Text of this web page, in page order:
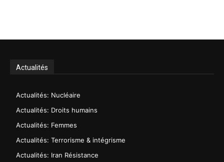
Actualités
Actualités: Nucléaire
Actualités: Droits humains
Actualités: Femmes
Actualités: Terrorisme & intégrisme
Actualités: Iran Résistance